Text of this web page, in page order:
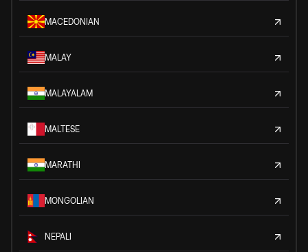
MACEDONIAN
MALAY
MALAYALAM
MALTESE
MARATHI
MONGOLIAN
NEPALI